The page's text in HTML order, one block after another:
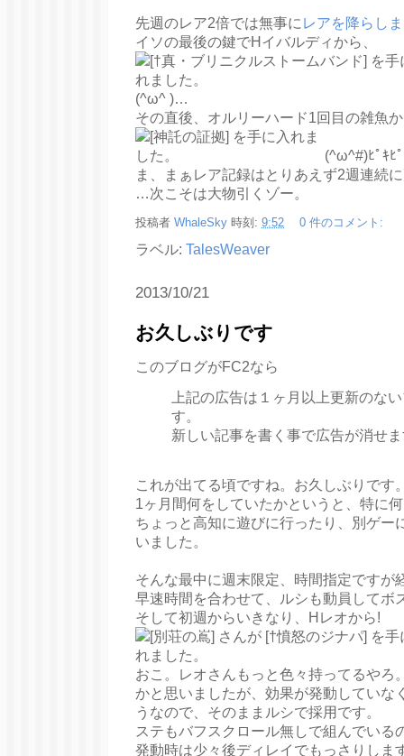
先週のレア2倍では無事に レアを降らし
イソの最後の鍵でHイバルディから、
(^ω^ )…
その直後、オルリーハード1回目の雑魚
(^ω^#)ﾋﾟｷﾋ
ま、まぁレア記録はとりあえず2週連続
…次こそは大物引くゾー。
投稿者 WhaleSky 時刻: 9:52 0 件のコメント:
ラベル: TalesWeaver
2013/10/21
お久しぶりです
このブログがFC2なら
上記の広告は１ヶ月以上更新のな
す。
新しい記事を書く事で広告が消せ
これが出てる頃ですね。お久しぶりです
1ヶ月間何をしていたかというと、特に
ちょっと高知に遊びに行ったり、別ゲー
いました。
そんな最中に週末限定、時間指定ですが
早速時間を合わせて、ルシも動員してボ
そして初週からいきなり、Hレオから!
おこ。レオさんもっと色々持ってるやろ
かと思いましたが、効果が発動していな
うなので、そのままルシで採用です。
ステもバフスクロール無しで組んでいる
発動時は少々後ディレイでもっさりしま